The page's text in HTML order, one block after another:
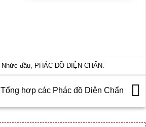
Nhức đầu PHÁC ĐỒ DIỆN CHẨN
Tổng hợp các Phác đồ Diện Chẩn